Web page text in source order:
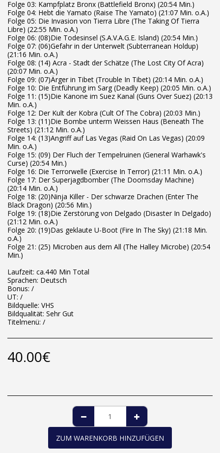
Folge 03: Kampfplatz Bronx (Battlefield Bronx) (20:54 Min.)
Folge 04: Hebt die Yamato (Raise The Yamato) (21:07 Min. o.A.)
Folge 05: Die Invasion von Tierra Libre (The Taking Of Tierra
Libre) (22:55 Min. o.A.)
Folge 06: (08)Die Todesinsel (S.A.V.A.G.E. Island) (20:54 Min.)
Folge 07: (06)Gefahr in der Unterwelt (Subterranean Holdup)
(21:16 Min. o.A.)
Folge 08: (14) Acra - Stadt der Schätze (The Lost City Of Acra)
(20:07 Min. o.A.)
Folge 09: (07)Ärger in Tibet (Trouble In Tibet) (20:14 Min. o.A.)
Folge 10: Die Entführung im Sarg (Deadly Keep) (20:05 Min. o.A.)
Folge 11: (15)Die Kanone im Suez Kanal (Guns Over Suez) (20:13
Min. o.A.)
Folge 12: Der Kult der Kobra (Cult Of The Cobra) (20:03 Min.)
Folge 13: (11)Die Bombe unterm Weissen Haus (Beneath The
Streets) (21:12 Min. o.A.)
Folge 14: (13)Angriff auf Las Vegas (Raid On Las Vegas) (20:09
Min. o.A.)
Folge 15: (09) Der Fluch der Tempelruinen (General Warhawk's
Curse) (20:54 Min.)
Folge 16: Die Terrorwelle (Exercise In Terror) (21:11 Min. o.A.)
Folge 17: Der Superjagdbomber (The Doomsday Machine)
(20:14 Min. o.A.)
Folge 18: (20)Ninja Killer - Der schwarze Drachen (Enter The
Black Dragon) (20:56 Min.)
Folge 19: (18)Die Zerstörung von Delgado (Disaster In Delgado)
(21:12 Min. o.A.)
Folge 20: (19)Das geklaute U-Boot (Fire In The Sky) (21:18 Min.
o.A.)
Folge 21: (25) Microben aus dem All (The Halley Microbe) (20:54
Min.)
Laufzeit: ca.440 Min Total
Sprachen: Deutsch
Bonus: /
UT: /
Bildquelle: VHS
Bildqualität: Sehr Gut
Titelmenü: /
40.00€
ZUM WARENKORB HINZUFÜGEN